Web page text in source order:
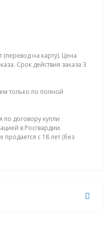
на карту). Цена
Срок действия заказа 3
только по полной
договору купли
в Росгвардии.
с 18 лет (без